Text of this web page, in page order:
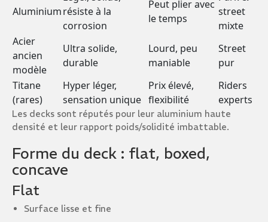
Aluminiumrésiste à la
corrosion
Peut plier avec
le temps
street
mixte
Acier
ancien
modèle
Ultra solide,
durable
Lourd, peu
maniable
Street
pur
Titane
(rares)
Hyper léger,
sensation unique
Prix élevé,
flexibilité
Riders
experts
Les decks sont réputés pour leur aluminium haute
densité et leur rapport poids/solidité imbattable.
Forme du deck : flat, boxed,
concave
Flat
Surface lisse et fine